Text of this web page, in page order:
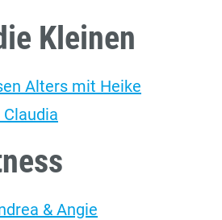
Kleinen
Alters mit Heike
& Angie